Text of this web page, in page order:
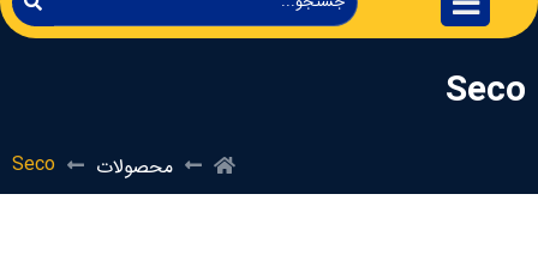
Seco
محصولات Seco